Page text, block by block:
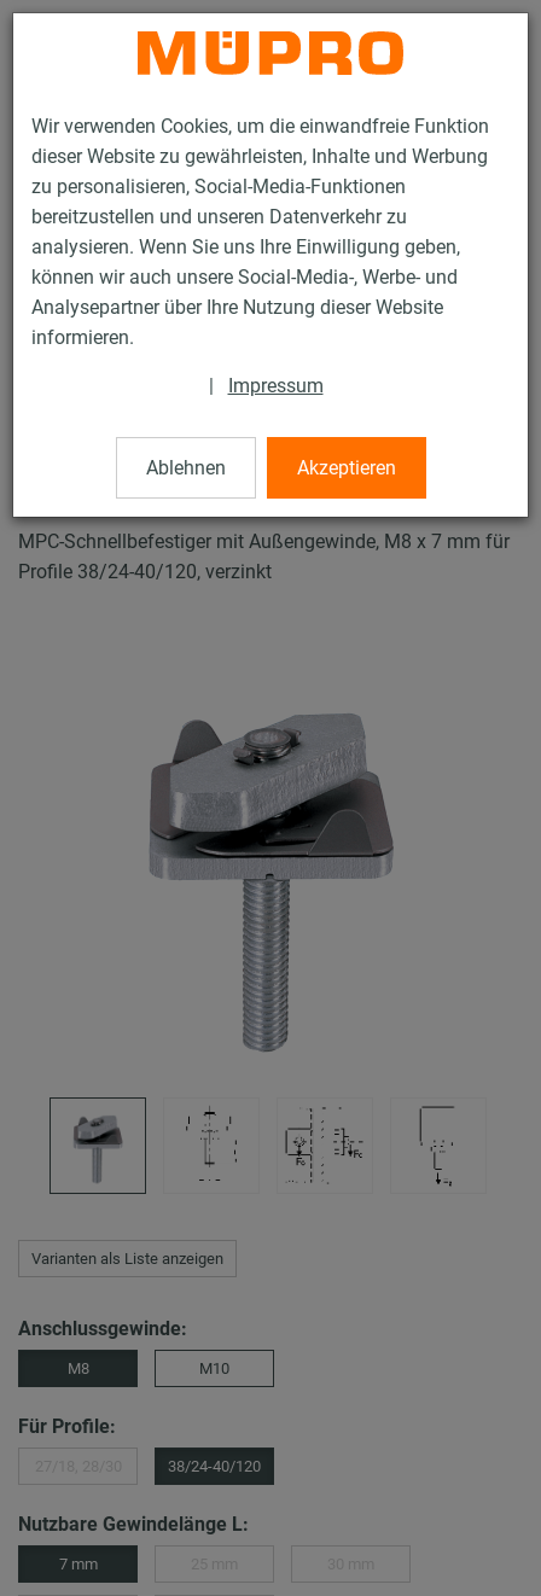
Wir verwenden Cookies, um die einwandfreie Funktion
dieser Website zu gewährleisten, Inhalte und Werbung
zu personalisieren, Social-Media-Funktionen
bereitzustellen und unseren Datenverkehr zu
analysieren. Wenn Sie uns Ihre Einwilligung geben,
können wir auch unsere Social-Media-, Werbe- und
Analysepartner über Ihre Nutzung dieser Website
informieren.
| Impressum
Ablehnen Akzeptieren
Kontakt
Produkte Befestigungstechnik
Lüftungsbefestigung
Installationsschienen für die Lüftungsbefestigung
MPC-Systemschienen (leichter bis mittlerer Lastbereich)
MPC-Schnellbefestiger
MPC-Schnellbefestiger
MPC-Schnellbefestiger mit Außengewinde, M8 x 7 mm für
Profile 38/24-40/120, verzinkt
Varianten als Liste anzeigen
Anschlussgewinde:
M8 M10
Für Profile:
38/24-40/120
Nutzbare Gewindelänge L:
7 mm